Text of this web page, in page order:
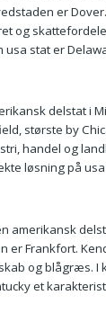
er
og
usa stat er
delstat i
største by
handel og
løsning på
amerikansk
er Frankfort.
og blågræs. I
et